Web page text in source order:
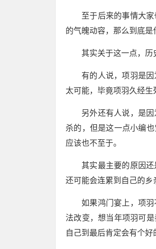
至于后来的事情大
的气魄动容，那么到底是
其实关于这一点，历
有的人说，项羽是
太可能，毕竟项羽久经生
另外还有人说，是
杀的，但是这一点小编
应该也不至于。
其实最主要的原因
还可能会连累到自己的乡
如果鸿门宴上，项
法改变，想当年项羽可
自己到最后肯定会有个好